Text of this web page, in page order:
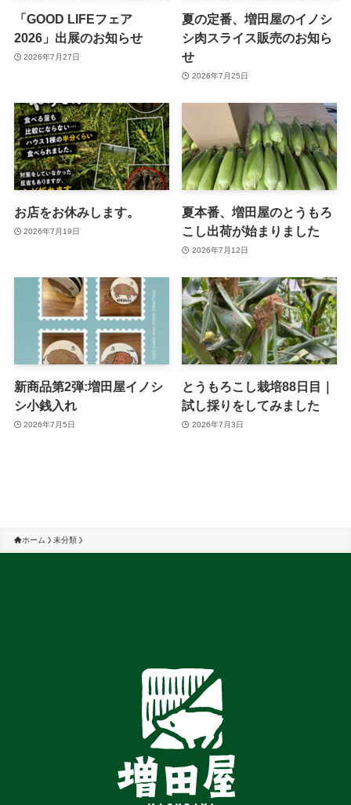
「GOOD LIFEフェア
2026」出展のお知らせ
2026年7月27日
夏の定番、増田屋のイノシ
シ肉スライス販売のお知ら
せ
2026年7月25日
お店をお休みします。
2026年7月19日
夏本番、増田屋のとうもろ
こし出荷が始まりました
2026年7月12日
新商品第2弾:増田屋イノシ
シ小銭入れ
2026年7月5日
とうもろこし栽培88日目｜
試し採りをしてみました
2026年7月3日
ホーム 未分類